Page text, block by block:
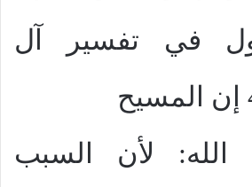
في تفسير آل
لأن السبب